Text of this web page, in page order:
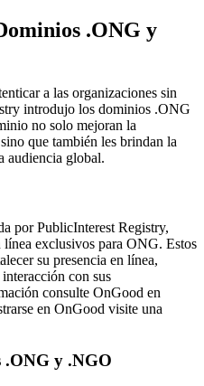
.ONG y
a las organizaciones sin
introdujo los dominios .ONG
no solo mejoran la
que también les brindan la
audiencia global.
por PublicInterest Registry,
exclusivos para ONG. Estos
su presencia en línea,
con sus
consulte OnGood en
en OnGood visite una
.ONG y .NGO